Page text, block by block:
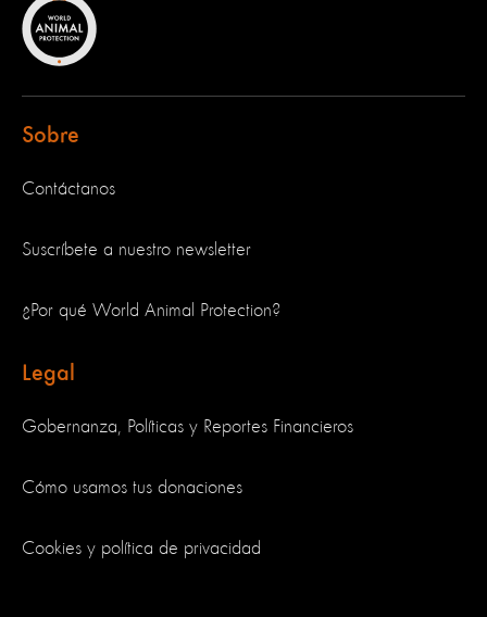
Sobre
Contáctanos
Suscríbete a nuestro newsletter
¿Por qué World Animal Protection?
Legal
Gobernanza, Políticas y Reportes Financieros
Cómo usamos tus donaciones
Cookies y política de privacidad